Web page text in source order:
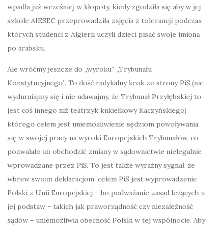
wpadła już wcześniej w kłopoty, kiedy zgodziła się aby w jej
szkole AIESEC przeprowadziła zajęcia z tolerancji podczas
których studenci z Algierii uczyli dzieci pisać swoje imiona
po arabsku.
Ale wróćmy jeszcze do „wyroku” „Trybunału
Konstytucyjnego”. To dość radykalny krok ze strony PiS (nie
wydurniajmy się i nie udawajmy, że Trybunał Przyłębskiej to
jest coś innego niż teatrzyk kukiełkowy Kaczyńskiego)
którego celem jest uniemożliwienie sędziom powoływania
się w swojej pracy na wyroki Europejskich Trybunałów, co
pozwalało im obchodzić zmiany w sądownictwie nielegalnie
wprowadzane przez PiS. To jest także wyraźny sygnał, że
wbrew swoim deklaracjom, celem PiS jest wyprowadzenie
Polski z Unii Europejskiej – bo podważanie zasad leżących u
jej podstaw – takich jak praworządność czy niezależność
sądów – uniemożliwia obecność Polski w tej wspólnocie. Aby